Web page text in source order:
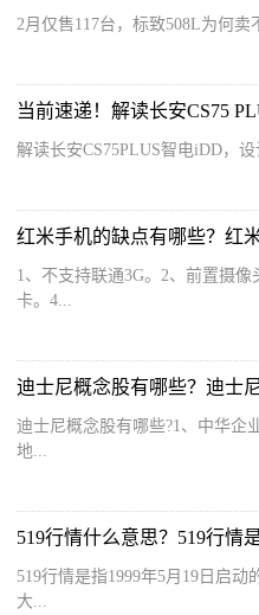
2月仅售117台，标致508L为何卖
解读长安CS75PLUS智电iDD，
红米手机的缺点有哪些？红
1、不支持联通3G。2、前置摄
卡。4...
迪士尼概念股有哪些？迪士
迪士尼概念股有哪些?1、中华企
地...
519行情什么意思？519行情
519行情是指1999年5月19日启
大...